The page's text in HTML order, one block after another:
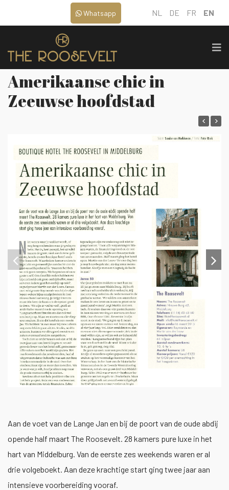
NL DE FR EN
Whatsapp
Amerikaanse chic in
Zeeuwse hoofdstad
1/3
Aan de voet van de Lange Jan en bij de poort van de oude abdij
opende half maart The Roosevelt. 28 kamers pure luxe in het
hart van Middelburg. Van de eerste zes weekends waren er al
drie volgeboekt. Aan deze krachtige start ging twee jaar aan
intensieve voorbereiding vooraf.